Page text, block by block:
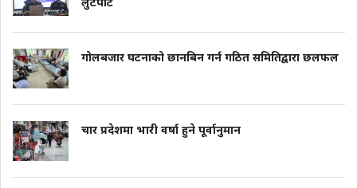
गोलबजार घटनाको छानबिन गर्न गठित समितिद्वारा छलफल
चार प्रदेशमा भारी वर्षा हुने पूर्वानुमान